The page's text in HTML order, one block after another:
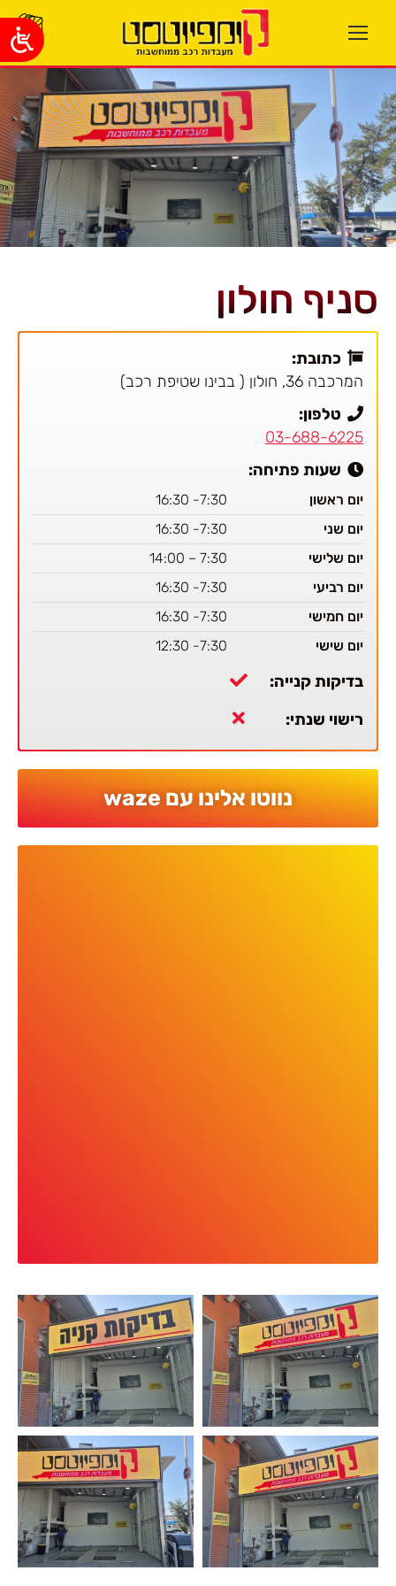
סניף חולון
כתובת:
המרכבה 36, חולון ( בבינו שטיפת רכב)
טלפון:
03-688-6225
שעות פתיחה:
יום ראשון
7:30- 16:30
יום שני
7:30- 16:30
יום שלישי
7:30 – 14:00
יום רביעי
7:30- 16:30
יום חמישי
7:30- 16:30
יום שישי
7:30- 12:30
בדיקות קנייה:
רישוי שנתי:
נווטו אלינו עם waze